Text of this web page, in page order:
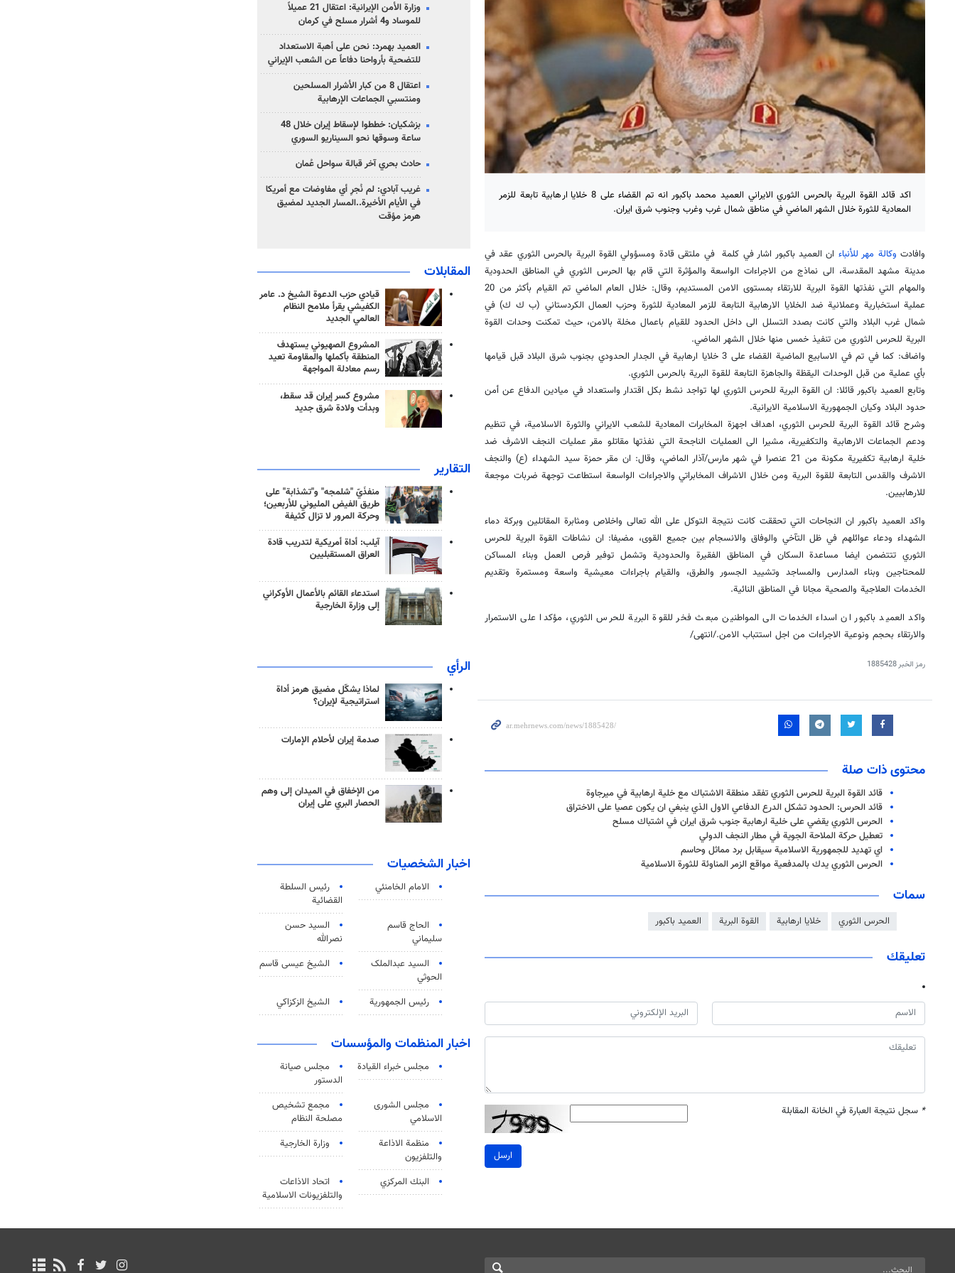
اكد قائد القوة البرية بالحرس الثوري الايراني العميد محمد باكبور انه تم القضاء على 8 خلايا ارهابية تابعة للزمر
المعادية للثورة خلال الشهر الماضي في مناطق شمال غرب وغرب وجنوب شرق ايران.
وافادت وكالة مهر للأنباء ان العميد باكبور اشار في كلمة في ملتقى قادة ومسؤولي القوة البرية بالحرس الثوري عقد في
مدينة مشهد المقدسة، الى نماذج من الاجراءات الواسعة والمؤثرة التي قام بها الحرس الثوري في المناطق الحدودية
والمهام التي نفذتها القوة البرية للارتقاء بمستوى الامن المستديم، وقال: خلال العام الماضي تم القيام بأكثر من 20
عملية استخبارية وعملانية ضد الخلايا الارهابية التابعة للزمر المعادية للثورة وحزب العمال الكردستاني (ب ك ك) في
شمال غرب البلاد والتي كانت بصدد التسلل الى داخل الحدود للقيام باعمال مخلة بالامن، حيث تمكنت وحدات القوة
البرية للحرس الثوري من تنفيذ خمس منها خلال الشهر الماضي.
واضاف: كما في تم في الاسابيع الماضية القضاء على 3 خلايا ارهابية في الجدار الحدودي بجنوب شرق البلاد قبل قيامها
بأي عملية من قبل الوحدات اليقظة والجاهزة التابعة للقوة البرية بالحرس الثوري.
وتابع العميد باكبور قائلا: ان القوة البرية للحرس الثوري لها تواجد نشط بكل اقتدار واستعداد في ميادين الدفاع عن أمن
حدود البلاد وكيان الجمهورية الاسلامية الايرانية.
وشرح قائد القوة البرية للحرس الثوري، اهداف اجهزة المخابرات المعادية للشعب الايراني والثورة الاسلامية، في تنظيم
ودعم الجماعات الارهابية والتكفيرية، مشيرا الى العمليات الناجحة التي نفذتها مقاتلو مقر عمليات النجف الاشرف ضد
خلية ارهابية تكفيرية مكونة من 21 عنصرا في شهر مارس/آذار الماضي، وقال: ان مقر حمزة سيد الشهداء (ع) والنجف
الاشرف والقدس التابعة للقوة البرية ومن خلال الاشراف المخابراتي والاجراءات الواسعة استطاعت توجهة ضربات موجعة
للارهابيين.
واكد العميد باكبور ان النجاحات التي تحققت كانت نتيجة التوكل على الله تعالى واخلاص ومثابرة المقاتلين وبركة دماء
الشهداء ودعاء عوائلهم في ظل التآخي والوفاق والانسجام بين جميع القوى، مضيفا: ان نشاطات القوة البرية للحرس
الثوري تتتضمن ايضا مساعدة السكان في المناطق الفقيرة والحدودية وتشمل توفير فرص العمل وبناء المساكن
للمحتاجين وبناء المدارس والمساجد وتشييد الجسور والطرق، والقيام باجراءات معيشية واسعة ومستمرة وتقديم
الخدمات العلاجية والصحية مجانا في المناطق النائية.
واكد العميد باكبور ان اسداء الخدمات الى المواطنين مبعث فخر للقوة البرية للحرس الثوري، مؤكدا على الاستمرار
والارتقاء بحجم ونوعية الاجراءات من اجل استتباب الامن./انتهى/
رمز الخبر1885428
محتوى ذات صلة
قائد القوة البرية للحرس الثوري تفقد منطقة الاشتباك مع خلية ارهابية في ميرجاوة
قائد الحرس: الحدود تشكل الدرع الدفاعي الاول الذي ينبغي ان يكون عصيا على الاختراق
الحرس الثوري يقضي على خلية ارهابية جنوب شرق ايران في اشتباك مسلح
تعطيل حركة الملاحة الجوية في مطار النجف الدولي
اي تهديد للجمهورية الاسلامية سيقابل برد مماثل وحاسم
الحرس الثوري يدك بالمدفعية مواقع الزمر المناوئة للثورة الاسلامية
سمات
الحرس الثوري خلايا ارهابية القوة البرية العميد باكبور
تعليقك
* سجل نتيجة العبارة في الخانة المقابلة
ارسل
وزارة الأمن الإيرانية: اعتقال 21 عميلاً
للموساد و4 أشرار مسلح في كرمان
العميد بهمرد: نحن على أهبة الاستعداد
للتضحية بأرواحنا دفاعاً عن الشعب الإيراني
اعتقال 8 من كبار الأشرار المسلحين
ومنتسبي الجماعات الإرهابية
بزشكيان: خططوا لإسقاط إيران خلال 48
ساعة وسوقها نحو السيناريو السوري
حادث بحري آخر قبالة سواحل عُمان
غريب آبادي: لم نُجرِ أي مفاوضات مع أمريكا
في الأيام الأخيرة..المسار الجديد لمضيق
هرمز مؤقت
المقابلات
قيادي حزب الدعوة الشيخ د. عامر
الكفيشي يقرأ ملامح النظام
العالمي الجديد
المشروع الصهيوني يستهدف
المنطقة بأكملها والمقاومة تعيد
رسم معادلة المواجهة
مشروع كسر إيران قد سقط،
وبدأت ولادة شرق جديد
التقارير
منفذَيّ "شلمجه" و"تشذابة" على
طريق الفيض المليوني للأربعين؛
وحركة المرور لا تزال كثيفة
آيلب: أداة أمريكية لتدريب قادة
العراق المستقبليين
استدعاء القائم بالأعمال الأوكراني
إلى وزارة الخارجية
الرأي
لماذا يشكّل مضيق هرمز أداة
استراتيجية لإيران؟
صدمة إيران لأحلام الإمارات
من الإخفاق في الميدان إلى وهم
الحصار البري على إيران
اخبار الشخصيات
الامام الخامنئي
رئیس السلطة
القضائیة
الحاج قاسم
سليماني
السيد حسن
نصرالله
السید عبدالملک
الحوثي
الشيخ عيسى قاسم
رئيس الجمهورية الشيخ الزكزاكي
اخبار المنظمات والمؤسسات
مجلس خبراء القيادة
مجلس صيانة
الدستور
مجلس الشورى
الاسلامي
مجمع تشخيص
مصلحة النظام
منظمة الاذاعة
والتلفزیون
وزارة الخارجية
البنك المركزي
اتحاد الاذاعات
والتلفزيونات الاسلامية